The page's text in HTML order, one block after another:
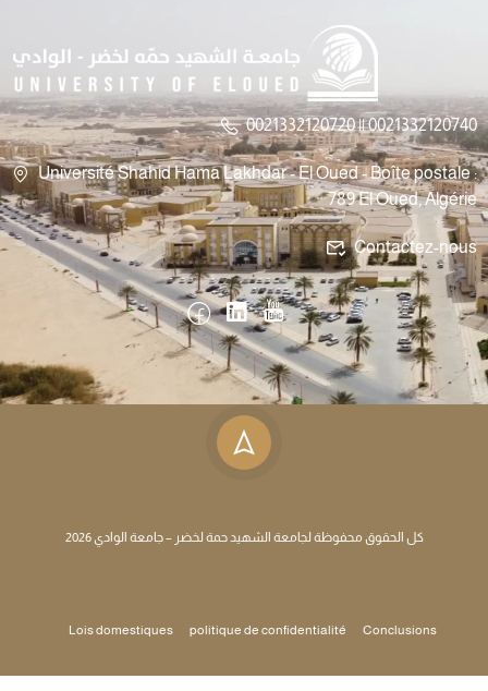
0021332120720 || 0021332120740
Université Shahid Hama Lakhdar - El Oued - Boîte postale :
789 El Oued, Algérie
Contactez-nous
كل الحقوق محفوظة لجامعة الشهيد حمة لخضر – جامعة الوادي 2026
Lois domestiques politique de confidentialité Conclusions